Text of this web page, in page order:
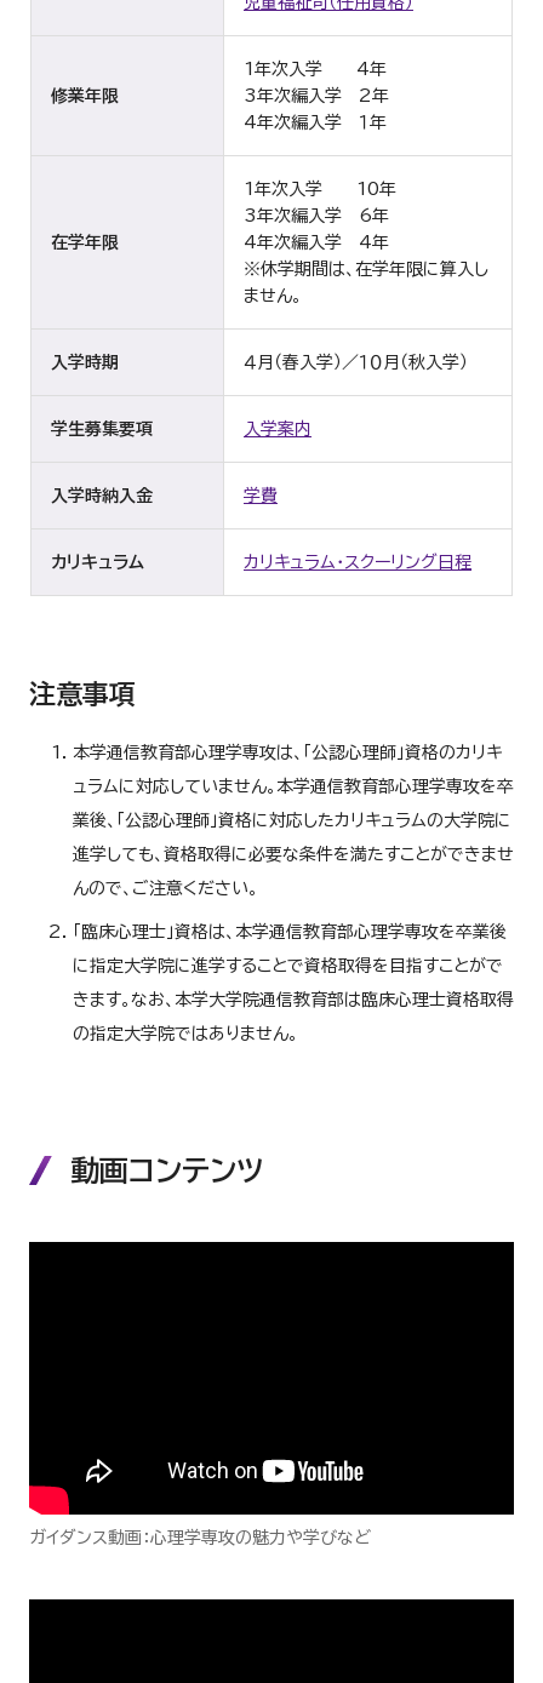
修業年限
1年次入学 4年
3年次編入学 2年
4年次編入学 １年
在学年限
1年次入学 10年
3年次編入学 6年
4年次編入学 4年
※休学期間は、在学年限に算入し
ません。
入学時期 ４月（春入学）／１０月（秋入学）
学生募集要項 入学案内
入学時納入金 学費
カリキュラム カリキュラム・スクーリング日程
注意事項
本学通信教育部心理学専攻は、「公認心理師」資格のカリキ
ュラムに対応していません。本学通信教育部心理学専攻を卒
業後、「公認心理師」資格に対応したカリキュラムの大学院に
進学しても、資格取得に必要な条件を満たすことができませ
んので、ご注意ください。
「臨床心理士」資格は、本学通信教育部心理学専攻を卒業後
に指定大学院に進学することで資格取得を目指すことがで
きます。なお、本学大学院通信教育部は臨床心理士資格取得
の指定大学院ではありません。
動画コンテンツ
ガイダンス動画：心理学専攻の魅力や学びなど